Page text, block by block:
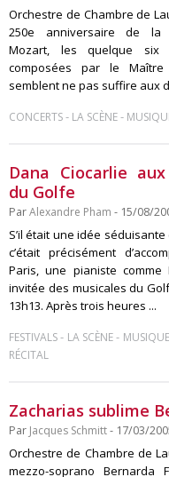
Orchestre de Chambre de
250e anniversaire de la
Mozart, les quelque six
composées par le
semblent ne pas suffire aux
CONCERTS- LA SCÈNE-
Dana Ciocarlie
du Golfe
ParAlexandre Pham - 15/08/
S’il était une idée séduisante
c’était précisément
Paris, une pianiste comme
invitée des musicales du
13h13. Après trois heures ...
FESTIVALS- LA SCÈNE-
RÉCITAL
Zacharias sublime
Par Jacques Schmitt- 17/03/
Orchestre de Chambre de
mezzo-soprano Bernarda